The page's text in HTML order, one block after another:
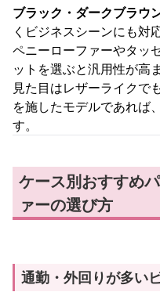
ブラック・ダークブラウ
くビジネスシーンにも対
ペニーローファーやタッ
ットを選ぶと汎用性が高
見た目はレザーライクで
を施したモデルであれば
す。
ケース別おすすめ
ァーの選び方
通勤・外回りが多い